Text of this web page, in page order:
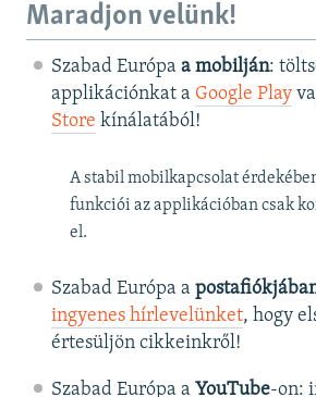
Maradjon velünk!
Szabad Európa a mobilján:
applikációnkat a Google Play
Store kínálatából!
A stabil mobilkapcsolat
funkciói az applikációban csak
el.
Szabad Európa a
ingyenes hírlevelünket, hogy
értesüljön cikkeinkről!
Szabad Európa a YouTube-on: